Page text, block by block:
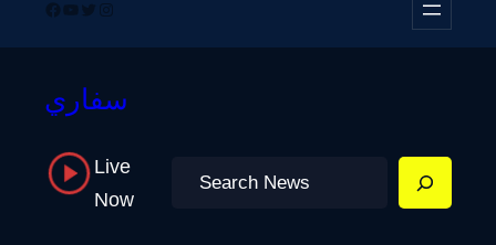
Facebook
YouTube
TwitterInstagram
سفاري
Live
Now
Search